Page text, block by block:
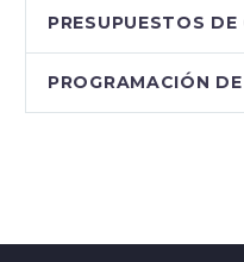
PRESUPUESTOS DE
PROGRAMACIÓN